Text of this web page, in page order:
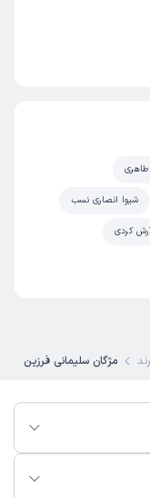
طاهری
شیوا انصاری نسب
کردی
مژگان سلیمانی فرزین